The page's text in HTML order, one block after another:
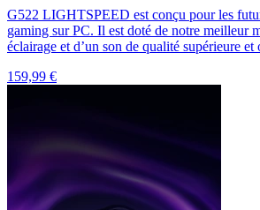
G522 LIGHTSPEED est conçu pour les
gaming sur PC. Il est doté de notre meilleur
éclairage et d’un son de qualité supérieure
159,99 €